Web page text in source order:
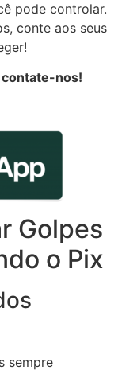
pode controlar.
conte aos seus
contate-nos!
Golpes
o Pix
sempre